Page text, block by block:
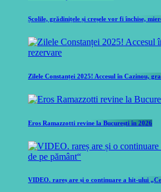
Școlile, grădinițele și creșele vor fi închise,
Zilele Constanței 2025! Accesul în Cazinou,
Eros Ramazzotti revine la București în 2026
VIDEO. rareș are și o continuare a hit-ului